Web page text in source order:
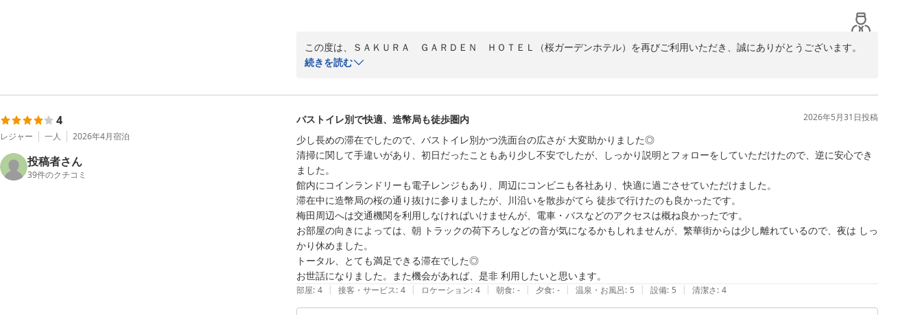
この度は、ＳＡＫＵＲＡ　ＧＡＲＤＥＮ　ＨＯＴＥＬ（桜ガーデンホテル）を再びご利用いただき、誠にありがとうございます。
また、大阪城ホールでのライブの際のご宿泊先として当ホテルをお選びいただき、重ねて御礼申し上げます。
立地やアクセスの良さ、そして当ホテルの特徴であるバス・トイレ別の客室にご満足いただけているようで大変嬉しく存じます。
かと存じます。
一方で、フロントスタッフの対応に関しまして、ご不便とご心配をおかけし誠に申し訳ございません。貴重なご意見をいただき、
ありがとうございます。
接客の質向上に関しましては、今後のサービス改善の参考にさせていただきます。
お客様に次回お越しいただいた際には、より快適にお過ごしいただけるよう、スタッフ一同精進してまいります。
また大阪へお越しの際は、ぜひ当ホテルをご利用くださいませ。お客様のまたのお帰りを心よりお待ちしております。
フロントスタッフ一同
ＳＡＫＵＲＡ ＧＡＲＤＥＮ ＨＯＴＥＬ（桜ガーデンホテル）
続きを読む
4
レジャー 一人 2026年4月宿泊
投稿者さん
39件のクチコミ
バストイレ別で快適、造幣局も徒歩圏内 2026年5月31日投稿
少し長めの滞在でしたので、バストイレ別かつ洗面台の広さが 大変助かりました◎
清掃に関して手違いがあり、初日だったこともあり少し不安でしたが、しっかり説明とフォローをしていただけたので、逆に安心でき
ました。
館内にコインランドリーも電子レンジもあり、周辺にコンビニも各社あり、快適に過ごさせていただけました。
滞在中に造幣局の桜の通り抜けに参りましたが、川沿いを散歩がてら 徒歩で行けたのも良かったです。
梅田周辺へは交通機関を利用しなければいけませんが、電車・バスなどのアクセスは概ね良かったです。
お部屋の向きによっては、朝 トラックの荷下ろしなどの音が気になるかもしれませんが、繁華街からは少し離れているので、夜は しっ
かり休めました。
トータル、とても満足できる滞在でした◎
お世話になりました。また機会があれば、是非 利用したいと思います。
部屋: 4 | 接客・サービス: 4 | ロケーション: 4 | 朝食: - | 夕食: - | 温泉・お風呂: 5 | 設備: 5 | 清潔さ: 4